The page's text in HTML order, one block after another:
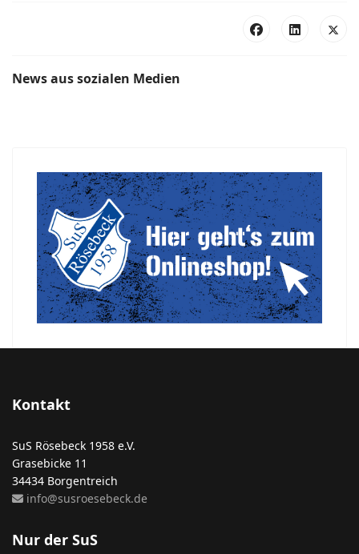
News aus sozialen Medien
Kontakt
SuS Rösebeck 1958 e.V.
Grasebicke 11
34434 Borgentreich
info@susroesebeck.de
Nur der SuS